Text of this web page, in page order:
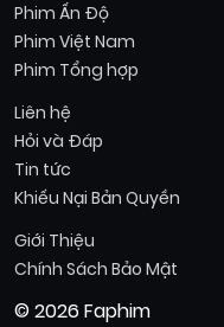
Phim Ấn Độ
Phim Việt Nam
Phim Tổng hợp
Liên hệ
Hỏi và Đáp
Tin tức
Khiếu Nại Bản Quyền
Giới Thiệu
Chính Sách Bảo Mật
© 2026 Faphim